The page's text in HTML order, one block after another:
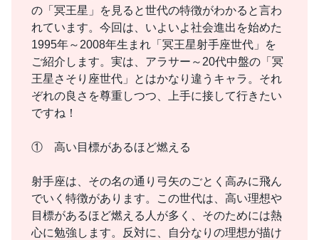
の「冥王星」を見ると世代の特徴がわかると言わ
れています。今回は、いよいよ社会進出を始めた
1995年～2008年生まれ「冥王星射手座世代」を
ご紹介します。実は、アラサー～20代中盤の「冥
王星さそり座世代」とはかなり違うキャラ。それ
ぞれの良さを尊重しつつ、上手に接して行きたい
ですね！
① 高い目標があるほど燃える
射手座は、その名の通り弓矢のごとく高みに飛ん
でいく特徴があります。この世代は、高い理想や
目標があるほど燃える人が多く、そのためには熱
心に勉強します。反対に、自分なりの理想が描け